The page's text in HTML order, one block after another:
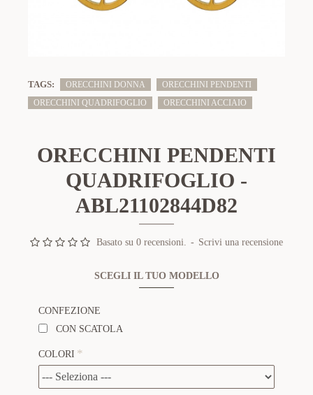
TAGS: ORECCHINI DONNA
ORECCHINI PENDENTI
ORECCHINI QUADRIFOGLIO
ORECCHINI ACCIAIO
ORECCHINI PENDENTI
QUADRIFOGLIO -
ABL21102844D82
Basato su 0 recensioni. - Scrivi una recensione
SCEGLI IL TUO MODELLO
CONFEZIONE
CON SCATOLA
COLORI